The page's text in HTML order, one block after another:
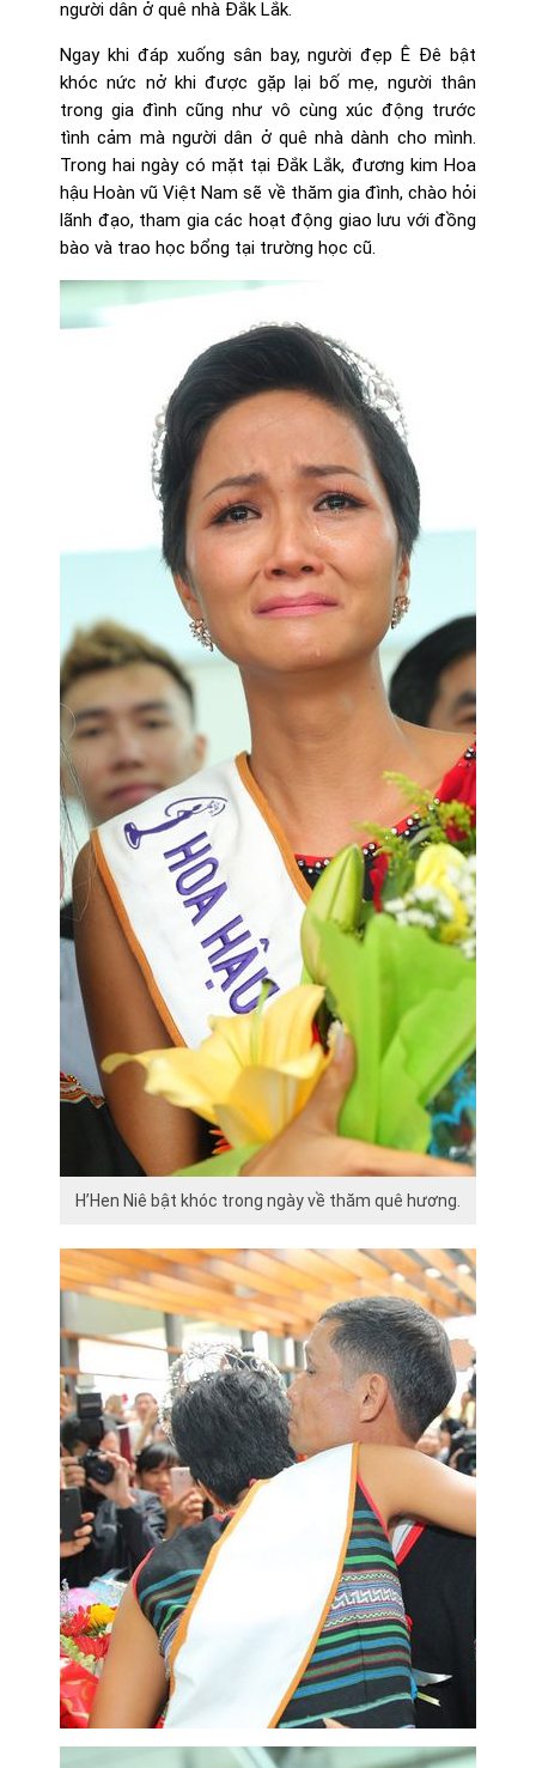
người dân ở quê nhà Đắk Lắk.
Ngay khi đáp xuống sân bay, người đẹp Ê Đê bật
khóc nức nở khi được gặp lại bố mẹ, người thân
trong gia đình cũng như vô cùng xúc động trước
tình cảm mà người dân ở quê nhà dành cho mình.
Trong hai ngày có mặt tại Đắk Lắk, đương kim Hoa
hậu Hoàn vũ Việt Nam sẽ về thăm gia đình, chào hỏi
lãnh đạo, tham gia các hoạt động giao lưu với đồng
bào và trao học bổng tại trường học cũ.
H’Hen Niê bật khóc trong ngày về thăm quê hương.